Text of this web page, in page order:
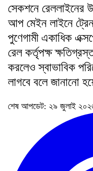
সেকশনে রেললাইনের
আপ মেইন লাইনে
পুণেগামী একাধিক
রেল কর্তৃপক্ষ
করলেও স্বাভাবিক
লাগবে বলে জানানো
শেষ আপডেট: ২৯ জুলাই